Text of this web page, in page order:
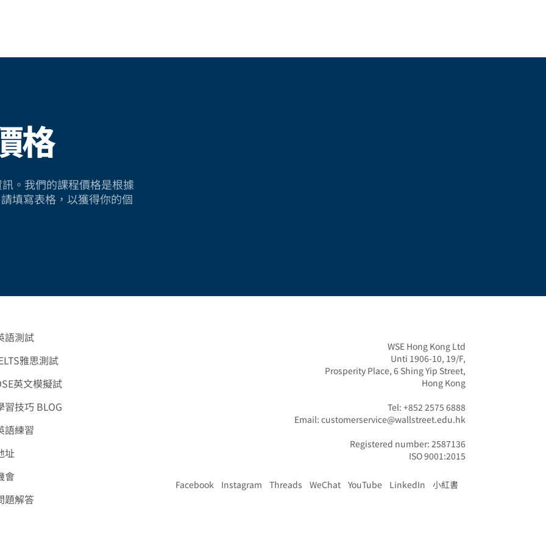
格
。我們的課程價格是根據
填寫表格，以獲得你的個
語測試
雅思測試
英文模擬試
習技巧 BLOG
語練習
址
會
題解答
WSE Hong Kong Ltd
Unti 1906-10, 19/F,
Prosperity Place, 6 Shing Yip Street,
Hong Kong
Tel: +852 2575 6888
Email: customerservice@wallstreet.edu.hk
Registered number: 2587136
ISO 9001:2015
Facebook Instagram Threads WeChat YouTube LinkedIn 小紅書